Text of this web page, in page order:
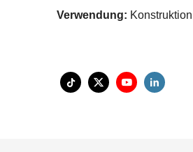
Verwendung: Konstruktion